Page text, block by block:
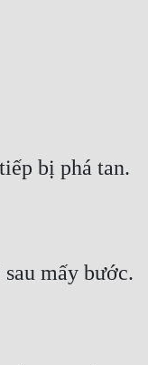
bị phá tan.
mấy bước.